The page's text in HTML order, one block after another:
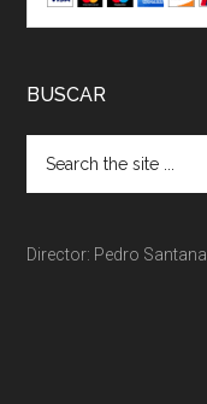
BUSCAR
Director: Pedro Santana